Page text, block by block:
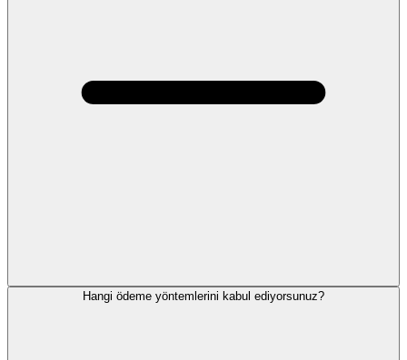
Hangi ödeme yöntemlerini kabul ediyorsunuz?